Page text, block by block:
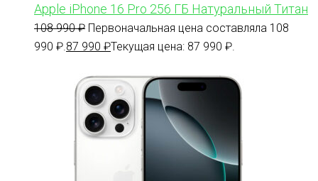
Apple iPhone 16 Pro 256 ГБ Натуральный Титан
108 990₽ Первоначальная цена составляла 108
990 ₽. 87 990 ₽Текущая цена: 87 990 ₽.